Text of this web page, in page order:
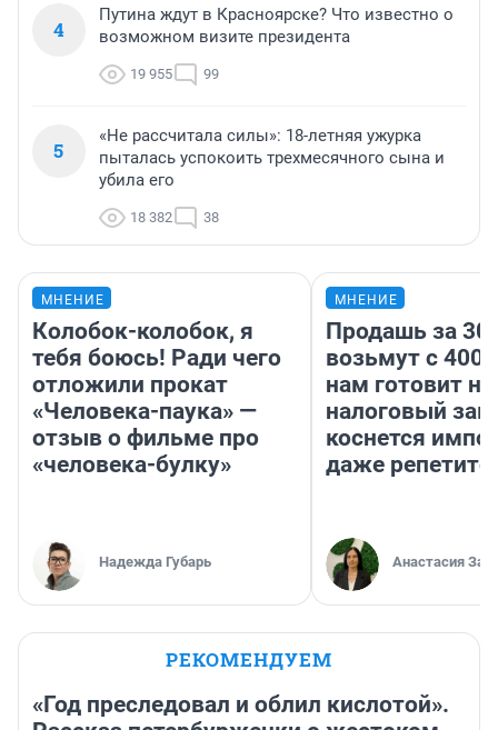
4
Путина ждут в Красноярске? Что известно о
возможном визите президента
19 955 99
5
«Не рассчитала силы»: 18-летняя ужурка
пыталась успокоить трехмесячного сына и
убила его
18 382 38
МНЕНИЕ
Колобок-колобок, я
тебя боюсь! Ради чего
отложили прокат
«Человека-паука» —
отзыв о фильме про
«человека-булку»
Надежда Губарь
МНЕНИЕ
Продашь за
возьмут с
нам готовит
налоговый
коснется
даже
Анастасия
РЕКОМЕНДУЕМ
«Год преследовал и облил кислотой».